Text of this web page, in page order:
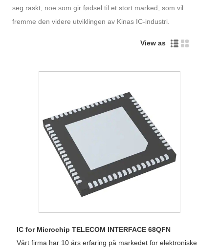
seg raskt, noe som gir fødsel til et stort marked, som vil
fremme den videre utviklingen av Kinas IC-industri.
View as
IC for Microchip TELECOM INTERFACE 68QFN
Vårt firma har 10 års erfaring på markedet for elektroniske